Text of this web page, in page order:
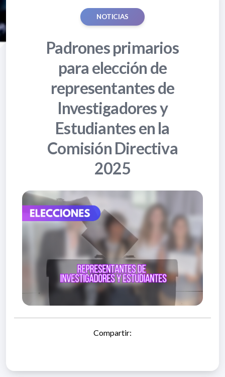
NOTICIAS
Padrones primarios
para elección de
representantes de
Investigadores y
Estudiantes en la
Comisión Directiva
2025
Compartir: